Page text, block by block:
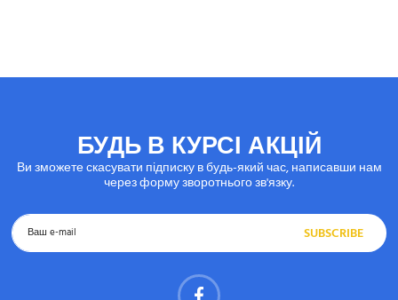
БУДЬ В КУРСІ АКЦІЙ
Ви зможете скасувати підписку в будь-який час, написавши нам
через форму зворотнього зв'язку.